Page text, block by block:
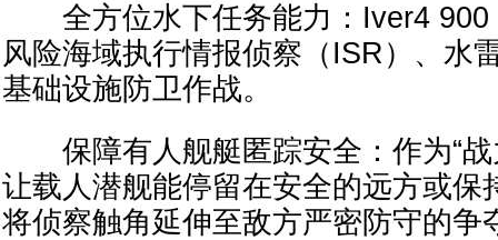
全方位水下任务能力：Iver4 900
风险海域执行情报侦察（ISR）、水
基础设施防卫作战。
保障有人舰艇匿踪安全：作为“战
让载人潜舰能停留在安全的远方或保
将侦察触角延伸至敌方严密防守的争